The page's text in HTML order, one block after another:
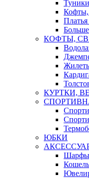
Кофты,
Больше
КОФТЫ,
КУРТКИ,
ЮБКИ
Шарфы